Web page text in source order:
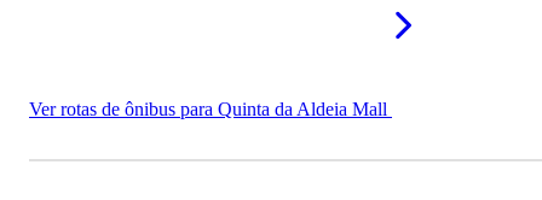
Ver rotas de ônibus para Quinta da Aldeia Mall